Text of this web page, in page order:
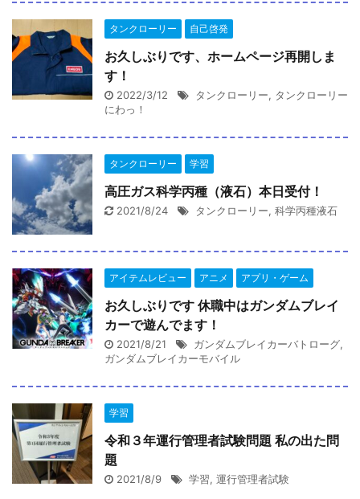
タンクローリー 自己啓発
お久しぶりです、ホームページ再開しま
す！
2022/3/12 タンクローリー, タンクローリー
にわっ！
タンクローリー 学習
高圧ガス科学丙種（液石）本日受付！
2021/8/24 タンクローリー, 科学丙種液石
アイテムレビュー アニメ アプリ・ゲーム
お久しぶりです 休職中はガンダムブレイ
カーで遊んでます！
2021/8/21 ガンダムブレイカーバトローグ,
ガンダムブレイカーモバイル
学習
令和３年運行管理者試験問題 私の出た問
題
2021/8/9 学習, 運行管理者試験